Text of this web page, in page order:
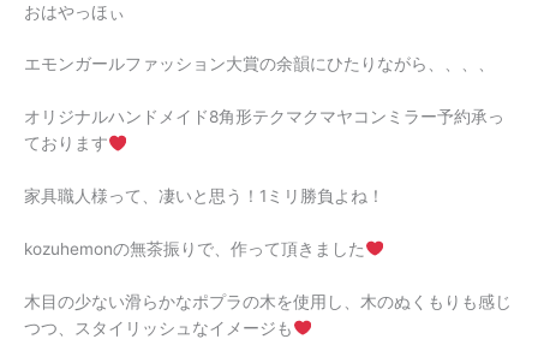
おはやっほぃ
エモンガールファッション大賞の余韻にひたりながら、、、、
オリジナルハンドメイド8角形テクマクマヤコンミラー予約承っ
ております
家具職人様って、凄いと思う！1ミリ勝負よね！
kozuhemonの無茶振りで、作って頂きました
木目の少ない滑らかなポプラの木を使用し、木のぬくもりも感じ
つつ、スタイリッシュなイメージも